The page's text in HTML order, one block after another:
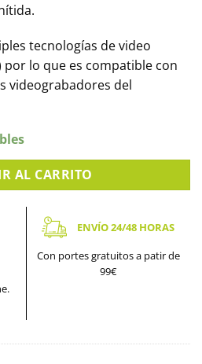
tecnologías de video
por lo que es compatible con
videograbadores del
AL CARRITO
ENVÍO 24/48 HORAS
Con portes gratuitos a patir de
99€